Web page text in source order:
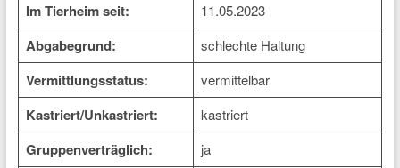
Im Tierheim seit: 11.05.2023
Abgabegrund: schlechte Haltung
Vermittlungsstatus: vermittelbar
Kastriert/Unkastriert: kastriert
Gruppenverträglich: ja